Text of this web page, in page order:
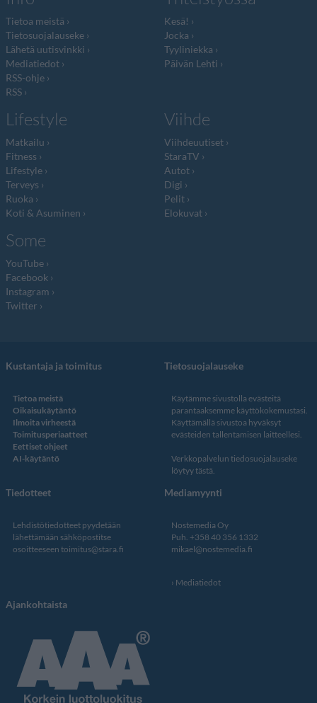
Tietoa meistä
Tietosuojalauseke
Lähetä uutisvinkki
Mediatiedot
RSS-ohje
RSS
Kesä!
Jocka
Tyyliniekka
Päivän Lehti
Lifestyle
Matkailu
Fitness
Lifestyle
Terveys
Ruoka
Koti & Asuminen
Viihde
Viihdeuutiset
StaraTV
Autot
Digi
Pelit
Elokuvat
Some
YouTube
Facebook
Instagram
Twitter
Kustantaja ja toimitus
Tietoa meistä
Oikaisukäytäntö
Ilmoita virheestä
Toimitusperiaatteet
Eettiset ohjeet
AI-käytäntö
Tietosuojalauseke
Käytämme sivustolla evästeitä
parantaaksemme käyttökokemustasi.
Käyttämällä sivustoa hyväksyt
evästeiden tallentamisen laitteellesi.
Verkkopalvelun tiedosuojalauseke
löytyy tästä.
Tiedotteet
Lehdistötiedotteet pyydetään
lähettämään sähköpostitse
osoitteeseen toimitus@stara.fi
Mediamyynti
Nostemedia Oy
Puh. +358 40 356 1332
mikael@nostemedia.fi
Mediatiedot
Ajankohtaista